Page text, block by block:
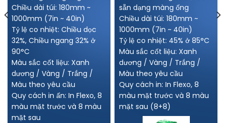
Chiều dài túi: 180mm ~
1000mm (7in ~ 40in)
Tỷ lệ co nhiệt: Chiều dọc
32%, Chiều ngang 32% ở
90°C
Màu sắc cốt liệu: Xanh
dương / Vàng / Trắng /
Màu theo yêu cầu
Quy cách in ấn: In Flexo, 8
màu mặt trước và 8 màu
mặt sau
sẵn dạng màng ống
Chiều dài túi: 180mm ~
1000mm (7in ~ 40in)
Tỷ lệ co nhiệt: 45% ở 85°C
Màu sắc cốt liệu: Xanh
dương / Vàng / Trắng /
Màu theo yêu cầu
Quy cách in: In Flexo, 8
màu mặt trước và 8 màu
mặt sau (8+8)